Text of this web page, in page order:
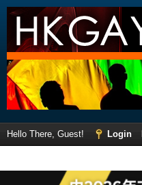
Hello There, Guest! Login